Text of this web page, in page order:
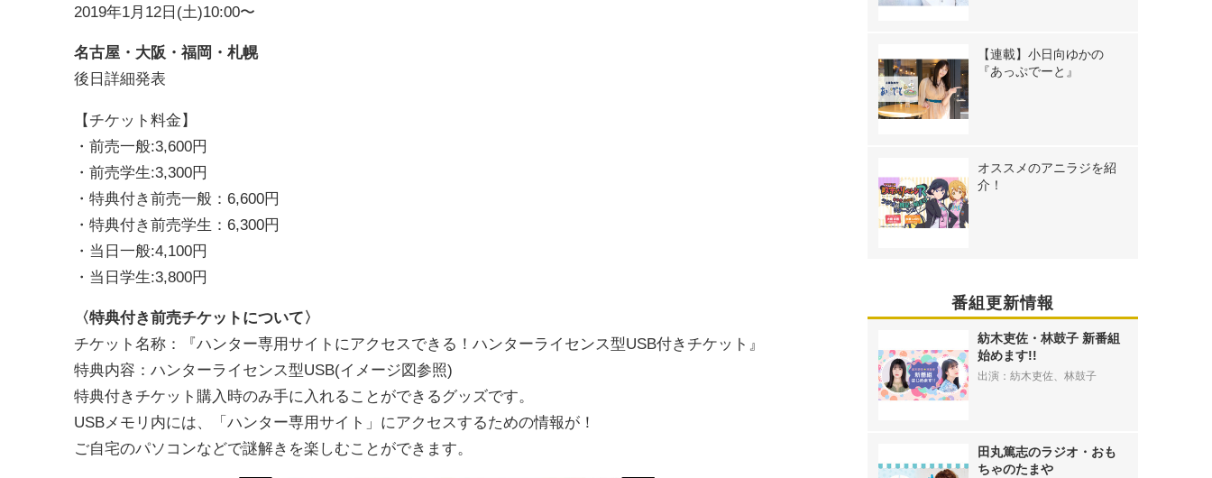
2019年1月12日(土)10:00〜
名古屋・大阪・福岡・札幌
後日詳細発表
【チケット料金】
・前売一般:3,600円
・前売学生:3,300円
・特典付き前売一般：6,600円
・特典付き前売学生：6,300円
・当日一般:4,100円
・当日学生:3,800円
〈特典付き前売チケットについて 〉
チケット名称：『ハンター専用サイトにアクセスできる！ハンターライセンス型USB付きチケット』
特典内容：ハンターライセンス型USB(イメージ図参照)
特典付きチケット購入時のみ手に入れることができるグッズです。
USBメモリ内には、「ハンター専用サイト」にアクセスするための情報が！
ご自宅のパソコンなどで謎解きを楽しむことができます。
【連載】小日向ゆかの
『あっぷでーと』
オススメのアニラジを紹
介！
番組更新情報
紡木吏佐・林鼓子 新番組
始めます!!
出演：紡木吏佐、林鼓子
田丸篤志のラジオ・おも
ちゃのたまや